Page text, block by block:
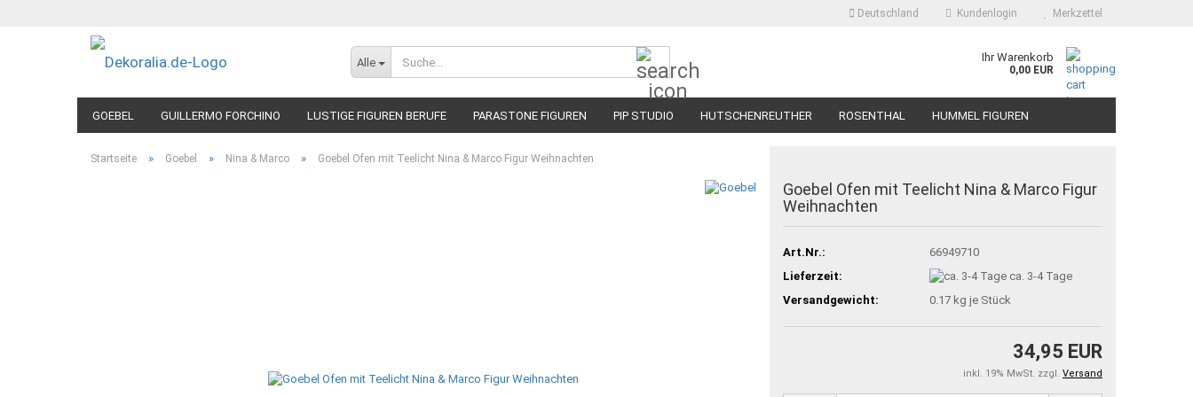
Deutschland Kundenlogin Merkzettel
Alle Ihr Warenkorb
0,00 EUR
GOEBEL GUILLERMO FORCHINO LUSTIGE FIGUREN BERUFE PARASTONE FIGUREN PIP STUDIO HUTSCHENREUTHER ROSENTHAL HUMMEL FIGUREN
Startseite » Goebel » Nina & Marco » Goebel Ofen mit Teelicht Nina & Marco Figur Weihnachten
Goebel Ofen mit Teelicht Nina & Marco Figur
Weihnachten
Art.Nr.:
66949710
Lieferzeit:
ca. 3-4 Tage
Versandgewicht:
0.17 kg je Stück
34,95 EUR
inkl. 19% MwSt. zzgl. Versand